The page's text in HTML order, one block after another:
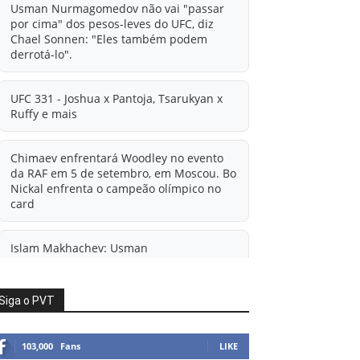
Usman Nurmagomedov não vai "passar
por cima" dos pesos-leves do UFC, diz
Chael Sonnen: "Eles também podem
derrotá-lo".
UFC 331 - Joshua x Pantoja, Tsarukyan x
Ruffy e mais
Chimaev enfrentará Woodley no evento
da RAF em 5 de setembro, em Moscou. Bo
Nickal enfrenta o campeão olímpico no
card
Islam Makhachev: Usman
agora': Rico Verhoeven atualiza
informações sobre possível mudança
o PVT
103,000 Fans LIKE